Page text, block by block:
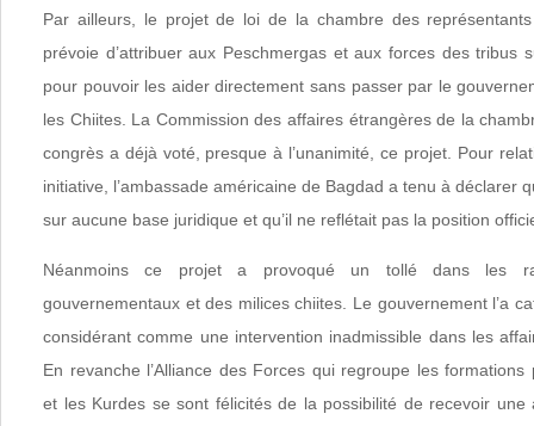
Par ailleurs, le projet de loi de la chambre des
prévoie d’attribuer aux Peschmergas et aux forces des tribus
pour pouvoir les aider directement sans passer par le
les Chiites. La Commission des affaires étrangères de la
congrès a déjà voté, presque à l’unanimité, ce projet. Pour
initiative, l’ambassade américaine de Bagdad a tenu à déclarer
sur aucune base juridique et qu’il ne reflétait pas la position
Néanmoins ce projet a provoqué un tollé dans les
gouvernementaux et des milices chiites. Le gouvernement l’a
considérant comme une intervention inadmissible dans les
En revanche l’Alliance des Forces qui regroupe les formations
et les Kurdes se sont félicités de la possibilité de recevoir une